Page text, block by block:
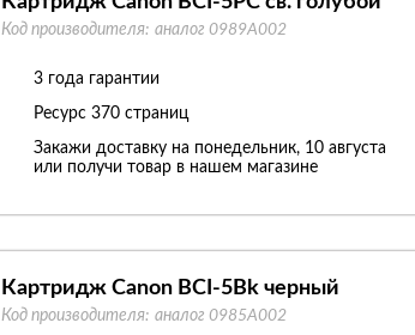
Код производителя: аналог 0989A002
3 года гарантии
Ресурс 370 страниц
Закажи доставку на понедельник, 10 августа
или получи товар в нашем магазине
Картридж Canon BCI-5Bk черный
Код производителя: аналог 0985A002